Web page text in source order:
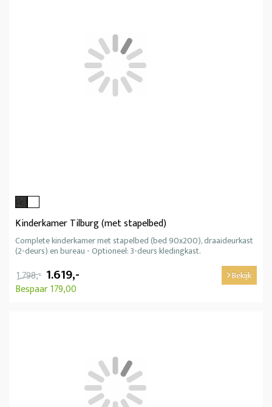
Kinderkamer Tilburg (met stapelbed)
Complete kinderkamer met stapelbed (bed 90x200), draaideurkast
(2-deurs) en bureau - Optioneel: 3-deurs kledingkast.
1.798,- 1.619,-
Bespaar 179,00
Bekijk